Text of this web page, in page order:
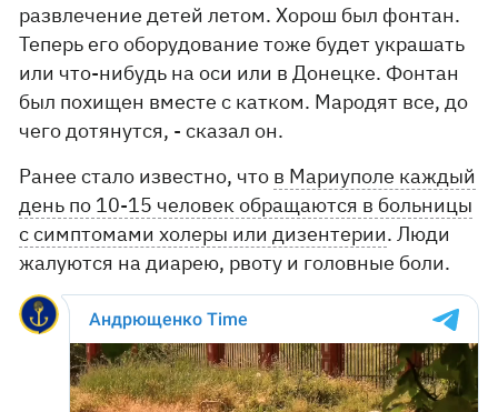
развлечение детей летом. Хорош был фонтан.
Теперь его оборудование тоже будет украшать
или что-нибудь на оси или в Донецке. Фонтан
был похищен вместе с катком. Мародят все, до
чего дотянутся, - сказал он.
Ранее стало известно, что в Мариуполе каждый
день по 10-15 человек обращаются в больницы
с симптомами холеры или дизентерии. Люди
жалуются на диарею, рвоту и головные боли.